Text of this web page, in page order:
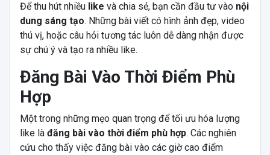
Để thu hút nhiều like và chia sẻ, bạn cần đầu tư vào nội
dung sáng tạo. Những bài viết có hình ảnh đẹp, video
thú vị, hoặc câu hỏi tương tác luôn dễ dàng nhận được
sự chú ý và tạo ra nhiều like.
Đăng Bài Vào Thời Điểm Phù
Hợp
Một trong những mẹo quan trọng để tối ưu hóa lượng
like là đăng bài vào thời điểm phù hợp. Các nghiên
cứu cho thấy việc đăng bài vào các giờ cao điểm